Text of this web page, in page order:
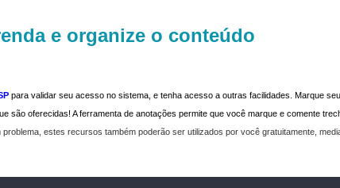
e organize o conteúdo
para validar seu acesso no sistema, e tenha acesso a outras facilidades. Marque
são oferecidas! A ferramenta de anotações permite que você marque e comente
problema, estes recursos também poderão ser utilizados por você gratuitamente,